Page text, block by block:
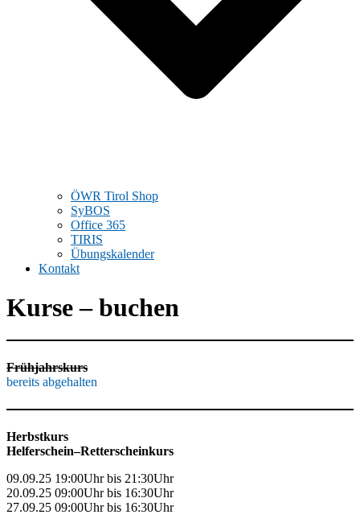
ÖWR Tirol Shop
SyBOS
Office 365
TIRIS
Übungskalender
Kontakt
Kurse – buchen
Frühjahrskurs
bereits abgehalten
Herbstkurs
Helferschein–Retterscheinkurs
09.09.25 19:00Uhr bis 21:30Uhr
20.09.25 09:00Uhr bis 16:30Uhr
27.09.25 09:00Uhr bis 16:30Uhr